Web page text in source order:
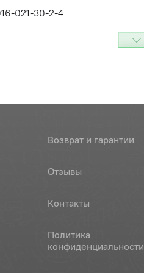
021-30-2-4
раскоса, ОАО"САЗ"
Возврат и гарантии
Отзывы
Контакты
Политика
конфиденциальности